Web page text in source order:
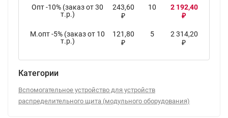
Опт -10% (заказ от 30
т.р.)
243,60
₽
10 2 192,40
₽
М.опт -5% (заказ от 10
т.р.)
121,80
₽
5 2 314,20
₽
Категории
Вспомогательное устройство для устройств
распределительного щита (модульного оборудования)